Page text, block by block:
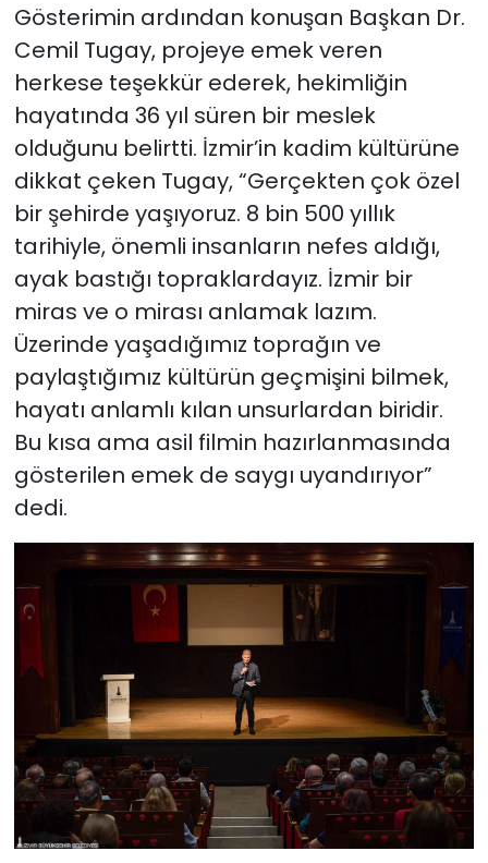
Gösterimin ardından konuşan Başkan Dr.
Cemil Tugay, projeye emek veren
herkese teşekkür ederek, hekimliğin
hayatında 36 yıl süren bir meslek
olduğunu belirtti. İzmir’in kadim kültürüne
dikkat çeken Tugay, “Gerçekten çok özel
bir şehirde yaşıyoruz. 8 bin 500 yıllık
tarihiyle, önemli insanların nefes aldığı,
ayak bastığı topraklardayız. İzmir bir
miras ve o mirası anlamak lazım.
Üzerinde yaşadığımız toprağın ve
paylaştığımız kültürün geçmişini bilmek,
hayatı anlamlı kılan unsurlardan biridir.
Bu kısa ama asil filmin hazırlanmasında
gösterilen emek de saygı uyandırıyor”
dedi.